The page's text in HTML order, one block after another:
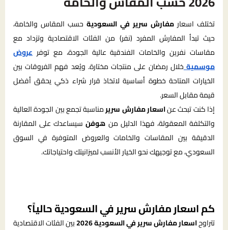
تختلف اسعار مفارش سرير في السعودية حسب المقاس والخامة،
حيث تبدأ المفارش المفرد (نفر) من الفئات الاقتصادية وتزداد مع
مقاسات نفرين والخامات الفندقية عالية الجودة، مع توفر عروض
موسميةخلال رمضان على منتجات مختارة. ويُعد فهم الفروقات بين
الخيارات المتاحة خطوة أساسية لاتخاذ قرار شراء ذكي يحقق أفضل
قيمة مقابل السعر.
إذا كنت تبحث عناسعار مفارش سريرمناسبة تجمع بين الجودة العالية
والتكلفة المعقولة، فهذا الدليل من هوفنسيساعدك على المقارنة
الدقيقة بين المقاسات والخامات والعروض المتوفرة في السوق
السعودي، مع توجيهك نحو الخيار الأنسب لميزانيتك واحتياجاتك.
كم اسعار مفارش سرير في السعودية حالياً؟
تتراوحاسعار مفارش سرير في السعودية 2026
بين الفئات الاقتصادية